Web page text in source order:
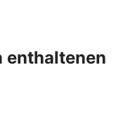
enthaltenen